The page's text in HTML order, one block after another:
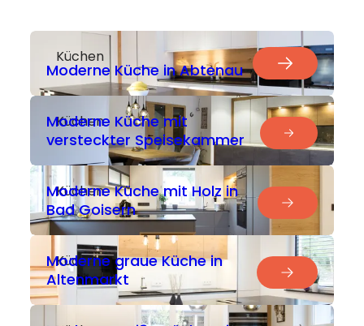
----
Küchen
Moderne Küche in Abtenau
Küchen
Moderne Küche mit
versteckter Speisekammer
Küchen
Moderne Küche mit Holz in
Bad Goisern
Küchen
Moderne graue Küche in
Altenmarkt